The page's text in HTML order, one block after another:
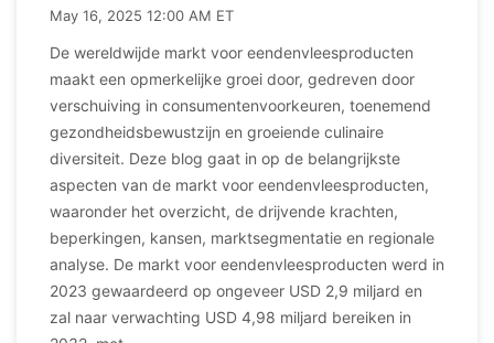
May 16, 2025 12:00 AM ET
De wereldwijde markt voor eendenvleesproducten
maakt een opmerkelijke groei door, gedreven door
verschuiving in consumentenvoorkeuren, toenemend
gezondheidsbewustzijn en groeiende culinaire
diversiteit. Deze blog gaat in op de belangrijkste
aspecten van de markt voor eendenvleesproducten,
waaronder het overzicht, de drijvende krachten,
beperkingen, kansen, marktsegmentatie en regionale
analyse. De markt voor eendenvleesproducten werd in
2023 gewaardeerd op ongeveer USD 2,9 miljard en
zal naar verwachting USD 4,98 miljard bereiken in